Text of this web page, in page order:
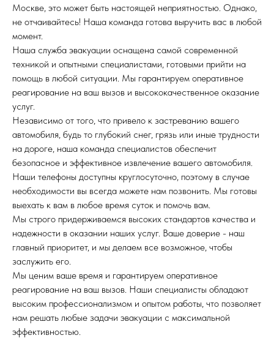
Москве, это может быть настоящей неприятностью. Однако,
не отчаивайтесь! Наша команда готова выручить вас в любой
момент.
Наша служба эвакуации оснащена самой современной
техникой и опытными специалистами, готовыми прийти на
помощь в любой ситуации. Мы гарантируем оперативное
реагирование на ваш вызов и высококачественное оказание
услуг.
Независимо от того, что привело к застреванию вашего
автомобиля, будь то глубокий снег, грязь или иные трудности
на дороге, наша команда специалистов обеспечит
безопасное и эффективное извлечение вашего автомобиля.
Наши телефоны доступны круглосуточно, поэтому в случае
необходимости вы всегда можете нам позвонить. Мы готовы
выехать к вам в любое время суток и помочь вам.
Мы строго придерживаемся высоких стандартов качества и
надежности в оказании наших услуг. Ваше доверие - наш
главный приоритет, и мы делаем все возможное, чтобы
заслужить его.
Мы ценим ваше время и гарантируем оперативное
реагирование на ваш вызов. Наши специалисты обладают
высоким профессионализмом и опытом работы, что позволяет
нам решать любые задачи эвакуации с максимальной
эффективностью.